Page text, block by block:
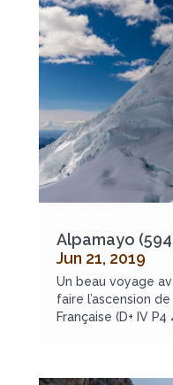
Alpamayo
Jun 21, 2019
Un beau voyage
faire l’ascension
Française (D+ IV P4